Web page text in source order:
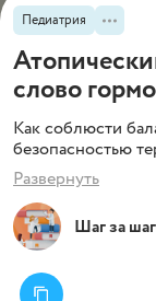
Педиатрия
слово
Как соблюсти
безопасностью
ошибках в
материала.
Развернуть
Шаг за